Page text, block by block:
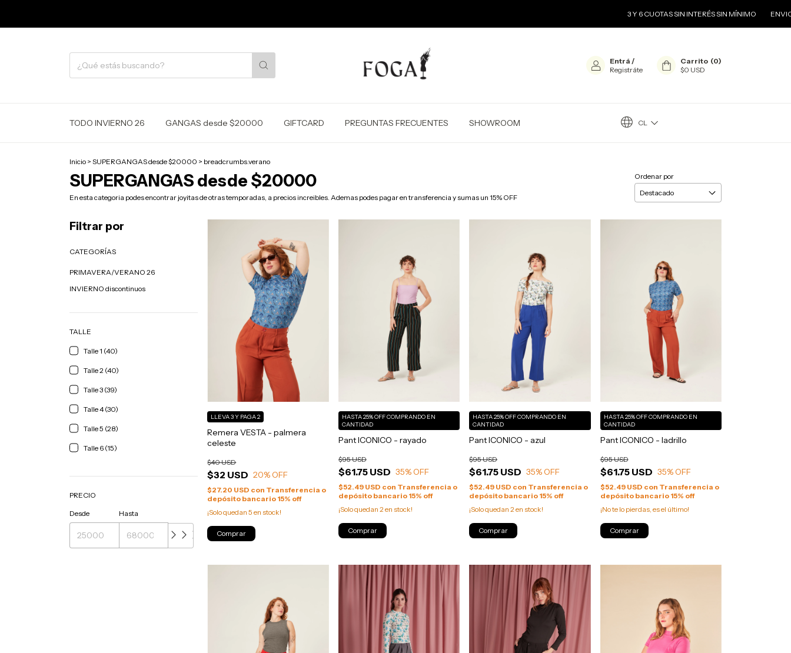
3 Y 6 CUOTAS SIN INTERÉS SIN MÍNIMO ENVIOS GRATIS A
Entrá /
Registráte
Carrito (0)
$0 USD
TODO INVIERNO 26 GANGAS desde $20000 GIFTCARD PREGUNTAS FRECUENTES SHOWROOM CL
Inicio > SUPERGANGAS desde $20000 > breadcrumbs.verano
SUPERGANGAS desde $20000
En esta categoria podes encontrar joyitas de otras temporadas, a precios increibles. Ademas podes pagar en transferencia y sumas un 15% OFF
Ordenar por
Filtrar por
CATEGORÍAS
PRIMAVERA/VERANO 26
INVIERNO discontinuos
TALLE
Talle 1 (40)
Talle 2 (40)
Talle 3 (39)
Talle 4 (30)
Talle 5 (28)
Talle 6 (15)
PRECIO
Desde Hasta
Remera VESTA - palmera
celeste
$32 USD
$40 USD
20% OFF
LLEVA 3 Y PAGA 2
$27.20 USD con Transferencia o
depósito bancario 15% off
¡Solo quedan5 en stock!
Comprar
Pant ICONICO - rayado
$61.75 USD
$95 USD
35% OFF
HASTA 25% OFFCOMPRANDO EN
CANTIDAD
$52.49 USD con Transferencia o
depósito bancario 15% off
¡Solo quedan 2 en stock!
Comprar
Pant ICONICO - azul
$61.75 USD
$95 USD
35% OFF
HASTA 25% OFFCOMPRANDO EN
CANTIDAD
$52.49 USD con Transferencia o
depósito bancario 15% off
¡Solo quedan2 en stock!
Comprar
Pant ICONICO - ladrillo
$61.75 USD
$95 USD
35% OFF
HASTA 25% OFFCOMPRANDO EN
CANTIDAD
$52.49 USD con Transferencia o
depósito bancario 15% off
¡No te lo pierdas, es el último!
Comprar